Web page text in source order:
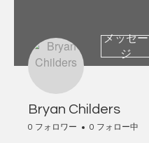
メッセー
ジ
Bryan Childers
0 フォロワー 0 フォロー中